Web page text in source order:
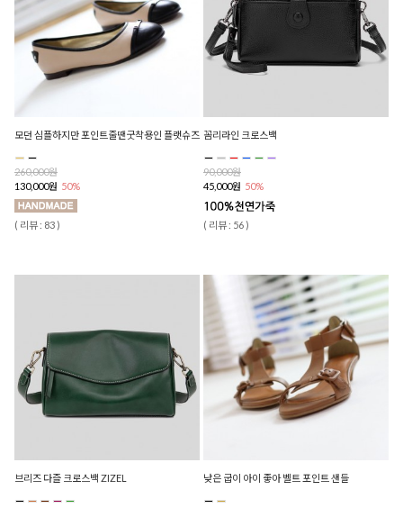
모던 심플하지만 포인트줄땐굿착용인 플랫슈즈
260,000원
130,000원 50%
( 리뷰 : 83 )
꼼리라인 크로스백
90,000원
45,000원 50%
( 리뷰 : 56 )
브리즈 다즐 크로스백 ZIZEL 낮은 굽이 아이 좋아 벨트 포인트 샌들